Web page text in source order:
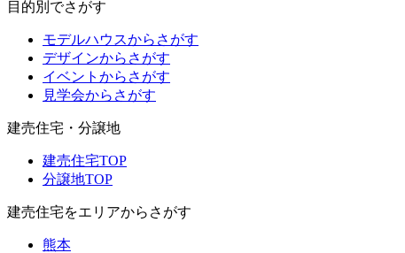
目的別でさがす
モデルハウスからさがす
デザインからさがす
イベントからさがす
見学会からさがす
建売住宅・分譲地
建売住宅TOP
分譲地TOP
建売住宅をエリアからさがす
熊本